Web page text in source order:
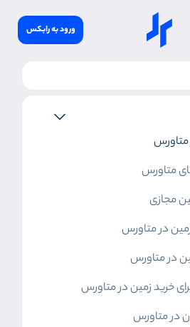
ورود به رابکس
متاورس
متاورس
مجازی
در متاورس
در متاورس
خرید زمین در متاورس
در متاورس